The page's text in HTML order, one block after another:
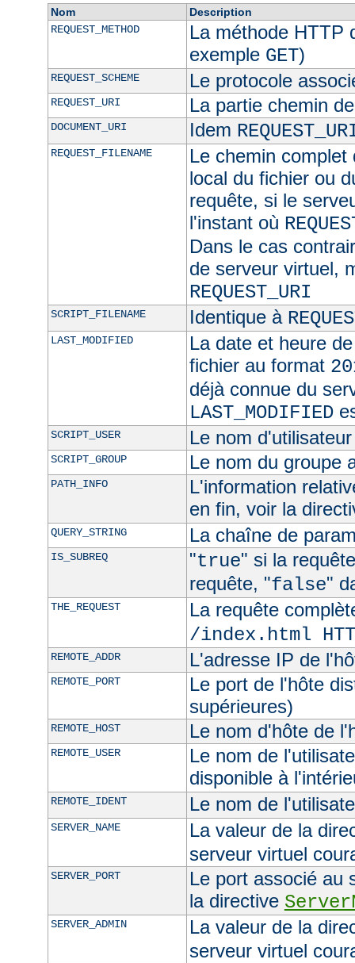
Nom
Description
REQUEST_METHOD
La méthode HTTP
exemple GET)
REQUEST_SCHEME Le protocole
REQUEST_URI La partie chemin
DOCUMENT_URI Idem
REQUEST_FILENAME
Le chemin
local du fichier ou
requête, si le
l'instant où
Dans le cas
de serveur virtuel,
REQUEST_URI
SCRIPT_FILENAME Identique à
LAST_MODIFIED
La date et heure
fichier au format
déjà connue du
LAST_MODIFIED
SCRIPT_USER Le nom
SCRIPT_GROUP Le nom du groupe
PATH_INFO
L'information
en fin, voir la
QUERY_STRING La chaîne de
IS_SUBREQ "true" si la
requête, "false"
THE_REQUEST
La requête
/index.html
REMOTE_ADDR L'adresse IP de
REMOTE_PORT
Le port de l'hôte
supérieures)
REMOTE_HOST Le nom d'hôte de
REMOTE_USER
Le nom de
disponible à
REMOTE_IDENT Le nom de
SERVER_NAME
La valeur de la
serveur virtuel
SERVER_PORT
Le port associé au
la directive
SERVER_ADMIN
La valeur de la
serveur virtuel